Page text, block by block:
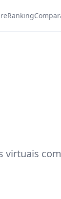
Ranking
virtuais